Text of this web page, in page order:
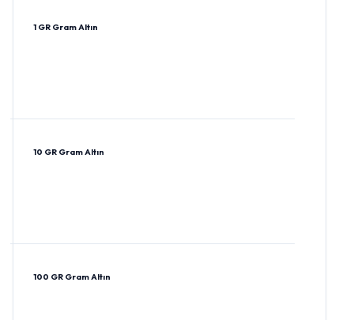
1 GR Gram Altın
10 GR Gram Altın
100 GR Gram Altın